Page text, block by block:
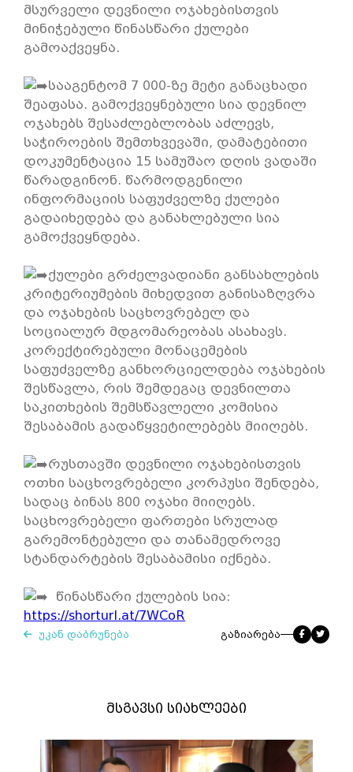
მსურველი დევნილი ოჯახებისთვის
მინიჭებული წინასწარი ქულები
გამოაქვეყნა.
სააგენტომ 7 000-ზე მეტი განაცხადი
შეაფასა. გამოქვეყნებული სია დევნილ
ოჯახებს შესაძლებლობას აძლევს,
საჭიროების შემთხვევაში, დამატებითი
დოკუმენტაცია 15 სამუშაო დღის ვადაში
წარადგინონ. წარმოდგენილი
ინფორმაციის საფუძველზე ქულები
გადაიხედება და განახლებული სია
გამოქვეყნდება.
ქულები გრძელვადიანი განსახლების
კრიტერიუმების მიხედვით განისაზღვრა
და ოჯახების საცხოვრებელ და
სოციალურ მდგომარეობას ასახავს.
კორექტირებული მონაცემების
საფუძველზე განხორციელდება ოჯახების
შესწავლა, რის შემდეგაც დევნილთა
საკითხების შემსწავლელი კომისია
შესაბამის გადაწყვეტილებებს მიიღებს.
რუსთავში დევნილი ოჯახებისთვის
ოთხი საცხოვრებელი კორპუსი შენდება,
სადაც ბინას 800 ოჯახი მიიღებს.
საცხოვრებელი ფართები სრულად
გარემონტებული და თანამედროვე
სტანდარტების შესაბამისი იქნება.
წინასწარი ქულების სია:
https://shorturl.at/7WCoR
უკან დაბრუნება გაზიარება
მსგავსი სიახლეები